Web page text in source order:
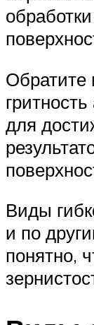
Обратите
для
Виды
и по
понятно,